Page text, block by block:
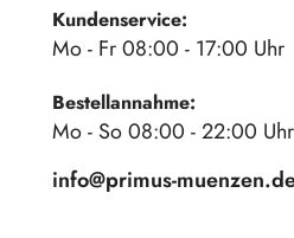
Kundenservice:
Mo - Fr 08:00 - 17:00 Uhr
Bestellannahme:
Mo - So 08:00 - 22:00 Uhr
info@primus-